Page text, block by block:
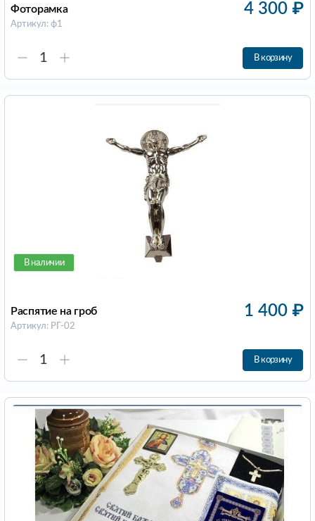
Фоторамка
Артикул: ф1
4 300 ₽
В корзину
В наличии
Распятие на гроб
Артикул: РГ-02
1 400 ₽
В корзину